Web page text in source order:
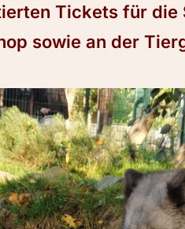
Tickets für die
sowie an der